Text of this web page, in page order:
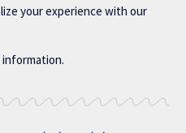
your experience with our